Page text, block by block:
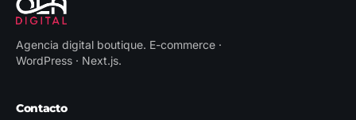
Agencia digital boutique. E-commerce ·
WordPress · Next.js.
Contacto